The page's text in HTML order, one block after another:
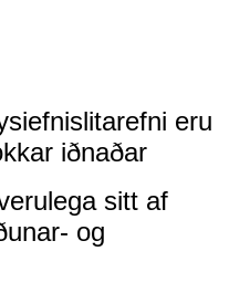
eru
iðnaðar
sitt af
og